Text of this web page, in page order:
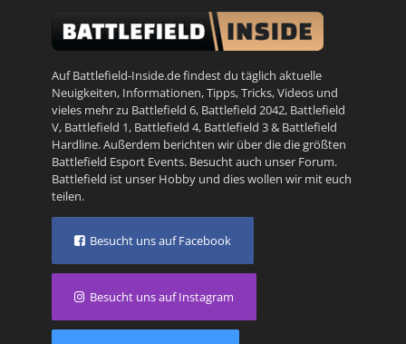
Auf Battlefield-Inside.de findest du täglich aktuelle
Neuigkeiten, Informationen, Tipps, Tricks, Videos und
vieles mehr zu Battlefield 6, Battlefield 2042, Battlefield
V, Battlefield 1, Battlefield 4, Battlefield 3& Battlefield
Hardline. Außerdem berichten wir über die die größten
Battlefield Esport Events. Besucht auch unser Forum.
Battlefield ist unser Hobby und dies wollen wir mit euch
teilen.
Besucht uns auf Facebook
Besucht uns auf Instagram